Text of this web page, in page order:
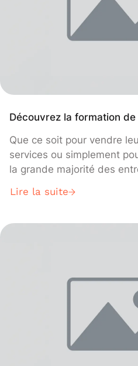
Découvrez la formation
Que ce soit pour vendre
services ou simplement
la grande majorité des
Lire la suite